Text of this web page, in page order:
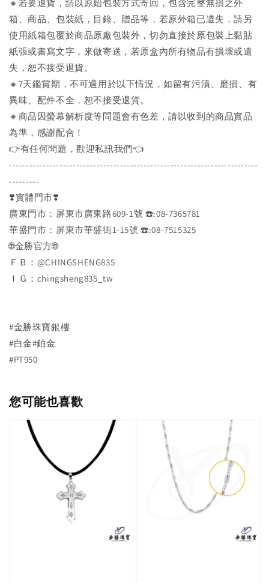
🔸若要退貨，請以原始包裝方式寄回，包含完整無損之外
箱、商品、包裝紙，目錄、贈品等，若原外箱已遺失，請另
使用紙箱包覆於商品原廠包裝外，切勿直接於原包裝上黏貼
紙張或書寫文字，來做寄送，若原盒內所有物品有損壞或遺
失，恕不接受退貨。
🔸7天鑑賞期，不可適用於以下情況，如留有污漬、磨損、有
異味、配件不全，恕不接受退貨。
🔸商品因螢幕解析度等問題會有色差，請以收到的商品實品
為準，感謝配合！
👉️有任何問題，歡迎私訊我們👈️
--------------------------------------------------------------------------
---------
❣️實體門市❣️
廣東門市：屏東市廣東路609-1號 ☎️:08-7365781
華盛門市：屏東市華盛街1-15號 ☎️:08-7515325
🌐金勝官方🌐
ＦＢ：@CHINGSHENG835
ＩＧ：chingsheng835_tw
#金勝珠寶銀樓
#白金#鉑金
#PT950
您可能也喜歡